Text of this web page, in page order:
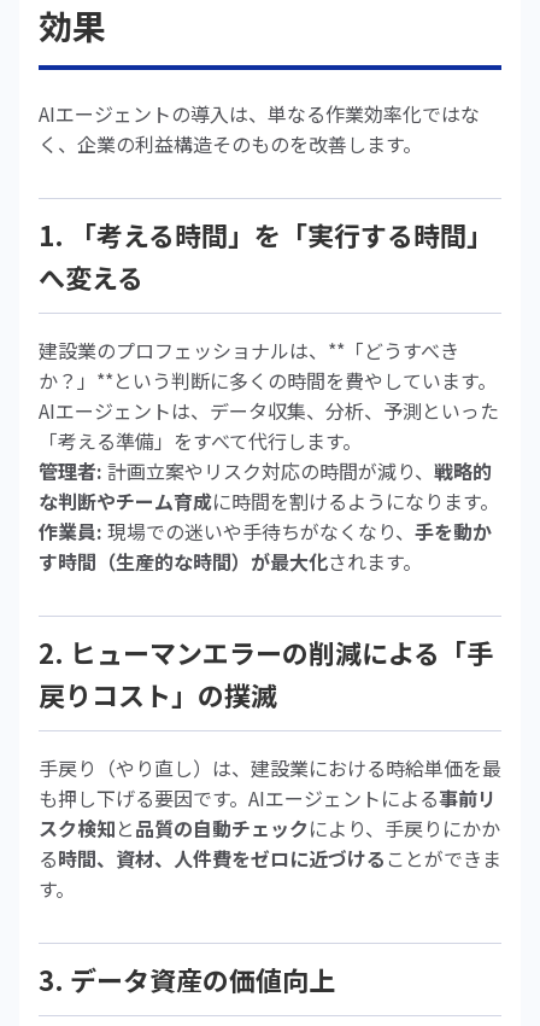
効果
AIエージェントの導入は、単なる作業効率化ではな
く、企業の利益構造そのものを改善します。
1. 「考える時間」を「実行する時間」
へ変える
建設業のプロフェッショナルは、**「どうすべき
か？」**という判断に多くの時間を費やしています。
AIエージェントは、データ収集、分析、予測といった
「考える準備」をすべて代行します。
管理者: 計画立案やリスク対応の時間が減り、 戦略的
な判断やチーム育成に時間を割けるようになります。
作業員: 現場での迷いや手待ちがなくなり、 手を動か
す時間（生産的な時間）が最大化されます。
2. ヒューマンエラーの削減による「手
戻りコスト」の撲滅
手戻り（やり直し）は、建設業における時給単価を最
も押し下げる要因です。AIエージェントによる事前リ
スク検知と品質の自動チェックにより、手戻りにかか
る時間、資材、人件費をゼロに近づける ことができま
す。
3. データ資産の価値向上